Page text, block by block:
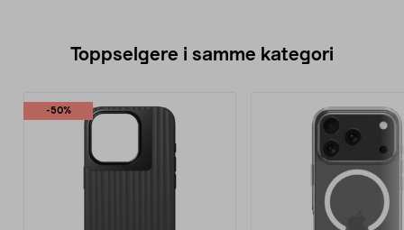
Toppselgere i samme kategori
-50%